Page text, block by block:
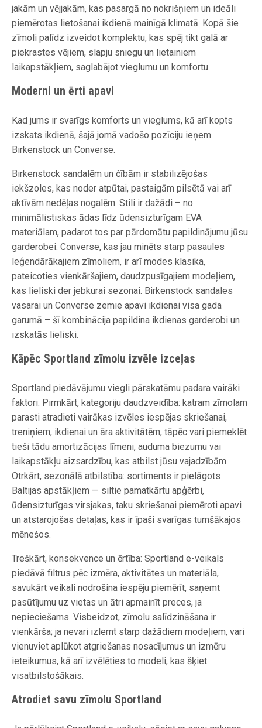
jakām un vējjakām, kas pasargā no nokrišņiem un ideāli
piemērotas lietošanai ikdienā mainīgā klimatā. Kopā šie
zīmoli palīdz izveidot komplektu, kas spēj tikt galā ar
piekrastes vējiem, slapju sniegu un lietainiem
laikapstākļiem, saglabājot vieglumu un komfortu.
Moderni un ērti apavi
Kad jums ir svarīgs komforts un vieglums, kā arī kopts
izskats ikdienā, šajā jomā vadošo pozīciju ieņem
Birkenstock un Converse.
Birkenstock sandalēm un čībām ir stabilizējošas
iekšzoles, kas noder atpūtai, pastaigām pilsētā vai arī
aktīvām nedēļas nogalēm. Stili ir dažādi – no
minimālistiskas ādas līdz ūdensizturīgam EVA
materiālam, padarot tos par pārdomātu papildinājumu jūsu
garderobei. Converse, kas jau minēts starp pasaules
leģendārākajiem zīmoliem, ir arī modes klasika,
pateicoties vienkāršajiem, daudzpusīgajiem modeļiem,
kas lieliski der jebkurai sezonai. Birkenstock sandales
vasarai un Converse zemie apavi ikdienai visa gada
garumā – šī kombinācija papildina ikdienas garderobi un
izskatās lieliski.
Kāpēc Sportland zīmolu izvēle izceļas
Sportland piedāvājumu viegli pārskatāmu padara vairāki
faktori. Pirmkārt, kategoriju daudzveidība: katram zīmolam
parasti atradieti vairākas izvēles iespējas skriešanai,
treniņiem, ikdienai un āra aktivitātēm, tāpēc vari piemeklēt
tieši tādu amortizācijas līmeni, auduma biezumu vai
laikapstākļu aizsardzību, kas atbilst jūsu vajadzībām.
Otrkārt, sezonālā atbilstība: sortiments ir pielāgots
Baltijas apstākļiem — siltie pamatkārtu apģērbi,
ūdensizturīgas virsjakas, taku skriešanai piemēroti apavi
un atstarojošas detaļas, kas ir īpaši svarīgas tumšākajos
mēnešos.
Treškārt, konsekvence un ērtība: Sportland e-veikals
piedāvā filtrus pēc izmēra, aktivitātes un materiāla,
savukārt veikali nodrošina iespēju piemērīt, saņemt
pasūtījumu uz vietas un ātri apmainīt preces, ja
nepieciešams. Visbeidzot, zīmolu salīdzināšana ir
vienkārša; ja nevari izlemt starp dažādiem modeļiem, vari
vienuviet aplūkot atgriešanas nosacījumus un izmēru
ieteikumus, kā arī izvēlēties to modeli, kas šķiet
visatbilstošākais.
Atrodiet savu zīmolu Sportland